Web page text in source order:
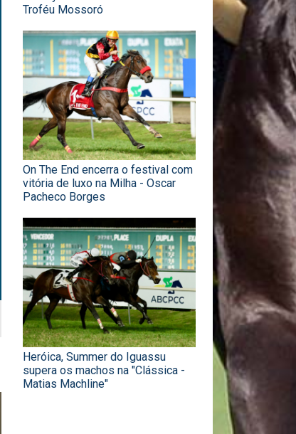
WhatsApp
Troféu Mossoró
On The End encerra o festival com
vitória de luxo na Milha - Oscar
Pacheco Borges
Heróica, Summer do Iguassu
supera os machos na "Clássica -
Matias Machline"